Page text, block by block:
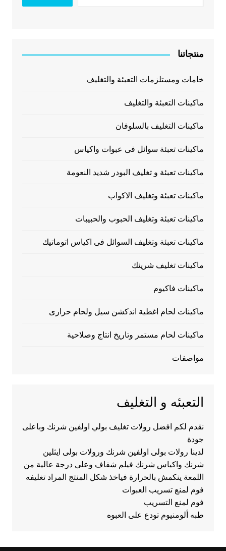
منتجاتنا
خامات ومستلزمات التعبئة والتغليف
ماكينات التعبئة والتغليف
ماكينات التغليف بالسلوفان
ماكينات تعبئة سوائل فى عبوات واكياس
ماكينات تعبئة و تغليف البودر شديد النعومة
ماكينات تعبئة وتغليف الاكواب
ماكينات تعبئة وتغليف الحبوب والحبيبات
ماكينات تعبئة وتغليف السوائل فى اكياس اتوماتيك
ماكينات تغليف شرينك
ماكينات فاكيوم
ماكينات لحام اغطية اندكشن سيل ولحام حرارى
ماكينات لحام مستمر وتاريخ انتاج وصلاحية
مواصفات
التعبئه و التغليف
نقدم لكم افضل رولات تغليف بولي اولفين شرنك وباعلى
جودة
لدينا رولات بولى اولفين شرنك ورولات بولى ايثلين
شرنك واكياس شرنك فيلم شفاف وعلى درجة عالية من
اللمعة ينكمش بالحرارة فياخذ شكل المنتج المراد تغليفه
فوم لمنع تسريب العبوات
فوم لمنع التسريب
طبه ألومنيوم تودع على العبوه